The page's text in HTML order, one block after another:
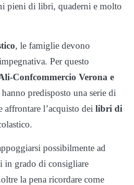
pieni di libri, quaderni e molto
, le famiglie devono
Per questo
Confcommercio Verona e
hanno predisposto una serie di
l’acquisto dei libri di
possibilmente ad
in grado di consigliare
la pena ricordare come